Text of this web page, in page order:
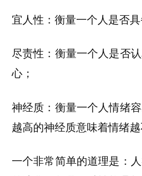
宜人性：衡量一个人是否具
尽责性：衡量一个人是否
心；
神经质：衡量一个人情绪
越高的神经质意味着情绪越
一个非常简单的道理是：